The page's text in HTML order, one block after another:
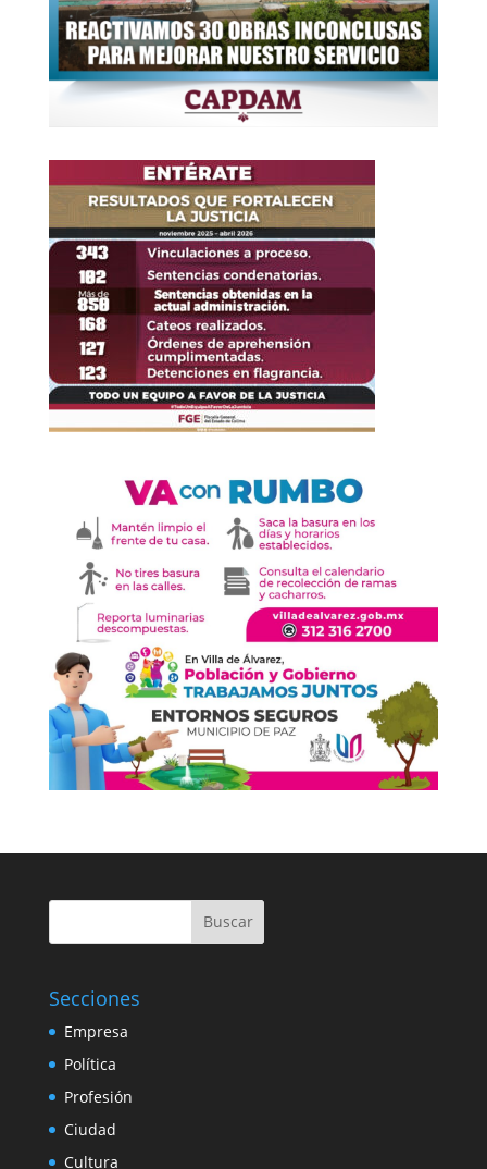
Buscar
Secciones
Empresa
Política
Profesión
Ciudad
Cultura